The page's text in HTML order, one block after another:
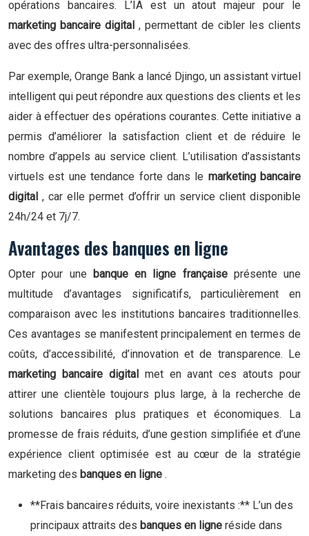
opérations bancaires. L’IA est un atout majeur pour le
marketing bancaire digital , permettant de cibler les clients
avec des offres ultra-personnalisées.
Par exemple, Orange Bank a lancé Djingo, un assistant virtuel
intelligent qui peut répondre aux questions des clients et les
aider à effectuer des opérations courantes. Cette initiative a
permis d’améliorer la satisfaction client et de réduire le
nombre d’appels au service client. L’utilisation d’assistants
virtuels est une tendance forte dans le marketing bancaire
digital, car elle permet d’offrir un service client disponible
24h/24 et 7j/7.
Avantages des banques en ligne
Opter pour une banque en ligne française présente une
multitude d’avantages significatifs, particulièrement en
comparaison avec les institutions bancaires traditionnelles.
Ces avantages se manifestent principalement en termes de
coûts, d’accessibilité, d’innovation et de transparence. Le
marketing bancaire digital met en avant ces atouts pour
attirer une clientèle toujours plus large, à la recherche de
solutions bancaires plus pratiques et économiques. La
promesse de frais réduits, d’une gestion simplifiée et d’une
expérience client optimisée est au cœur de la stratégie
marketing des banques en ligne .
**Frais bancaires réduits, voire inexistants :** L’un des
principaux attraits des banques en ligne réside dans